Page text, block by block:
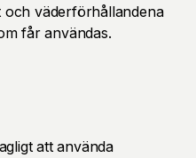
och väderförhållandena
får användas.
att använda